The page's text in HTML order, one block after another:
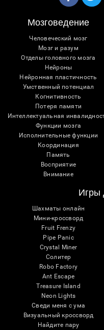
Мозговедение
Человеческий мозг
Мозг и разум
Отделы головного мозга
Нейроны
Нейронная пластичность
Умственный потенциал
Когнитивность
Потеря памяти
Интеллектуальная
Функции мозга
Исполнительные функции
Координация
Память
Восприятие
Внимание
Игры
Шахматы онлайн
Мини-кроссворд
Fruit Frenzy
Pipe Panic
Crystal Miner
Солитер
Robo Factory
Ant Escape
Treasure Island
Neon Lights
Сведи меня с ума
Визуальный кроссворд
Найдите пару